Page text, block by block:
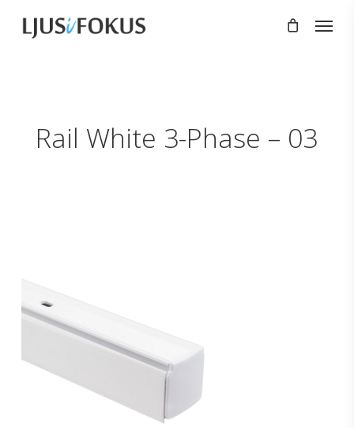
Menu
Rail White 3-Phase – 03